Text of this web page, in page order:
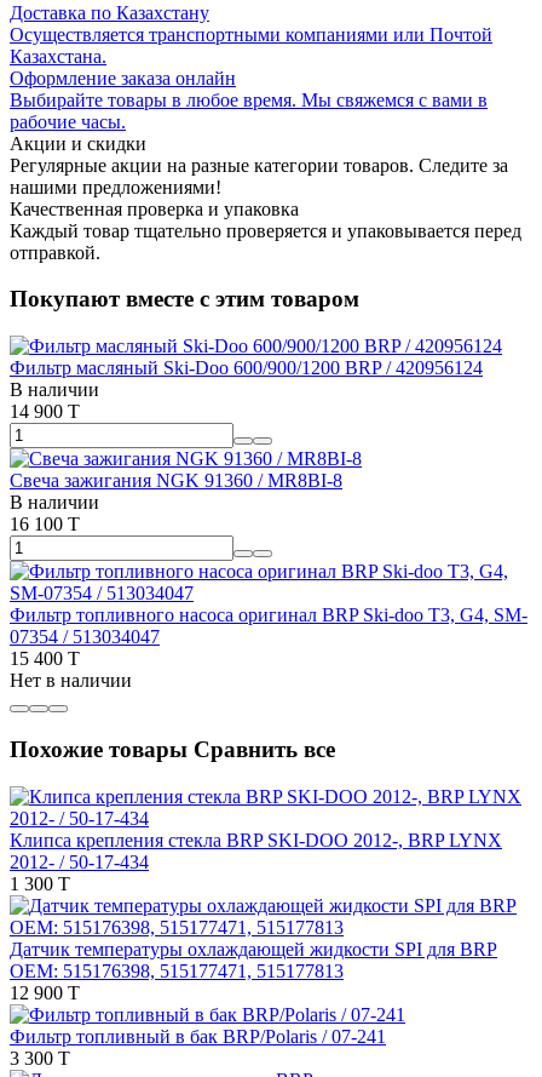
Доставка по Казахстану
Осуществляется транспортными компаниями или Почтой
Казахстана.
Оформление заказа онлайн
Выбирайте товары в любое время. Мы свяжемся с вами в
рабочие часы.
Акции и скидки
Регулярные акции на разные категории товаров. Следите за
нашими предложениями!
Качественная проверка и упаковка
Каждый товар тщательно проверяется и упаковывается перед
отправкой.
Покупают вместе с этим товаром
Фильтр масляный Ski-Doo 600/900/1200 BRP / 420956124
В наличии
14 900 T
Свеча зажигания NGK 91360 / MR8BI-8
В наличии
16 100 T
Фильтр топливного насоса оригинал BRP Ski-doo Т3, G4, SM-
07354 / 513034047
15 400 T
Нет в наличии
Похожие товары Сравнить все
Клипса крепления стекла BRP SKI-DOO 2012-, BRP LYNX
2012- / 50-17-434
1 300 T
Датчик температуры охлаждающей жидкости SPI для BRP
OEM: 515176398, 515177471, 515177813
12 900 T
Фильтр топливный в бак BRP/Polaris / 07-241
3 300 T